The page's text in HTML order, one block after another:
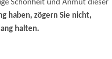
Schönheit und Anmut dieser
haben, zögern Sie nicht,
halten.